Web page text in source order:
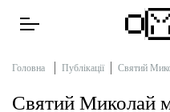
Головна Публікації Святий
Святий Миколай